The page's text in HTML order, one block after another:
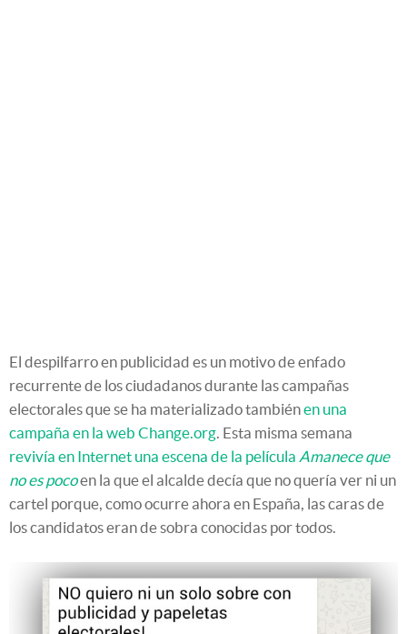
El despilfarro en publicidad es un motivo de enfado
recurrente de los ciudadanos durante las campañas
electorales que se ha materializado tambiénen una
campaña en la web Change.org. Esta misma semana
revivía en Internet una escena de la película Amanece que
no es pocoen la que el alcalde decía que no quería ver ni un
cartel porque, como ocurre ahora en España, las caras de
los candidatos eran de sobra conocidas por todos.